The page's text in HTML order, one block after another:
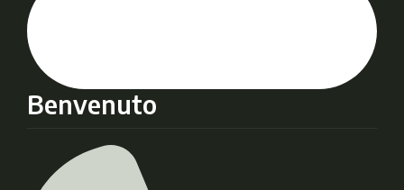
Benvenuto